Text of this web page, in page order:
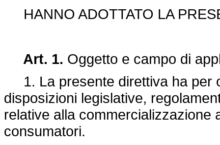
HANNO ADOTTATO LA
Art. 1. Oggetto e campo di
1. La presente direttiva ha per
disposizioni legislative,
relative alla commercializzazione
consumatori.